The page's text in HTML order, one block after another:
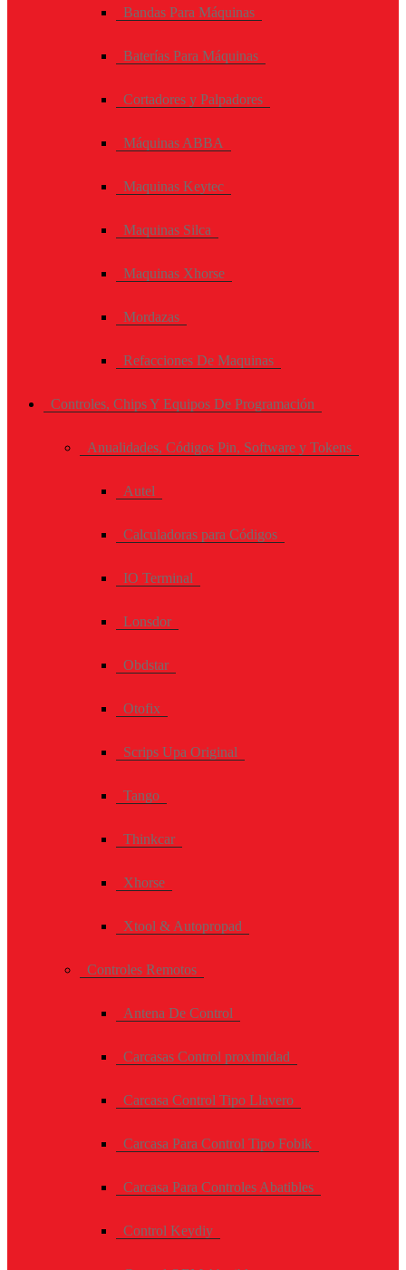
Bandas Para Máquinas
Baterías Para Máquinas
Cortadores y Palpadores
Máquinas ABBA
Maquinas Keytec
Maquinas Silca
Maquinas Xhorse
Mordazas
Refacciones De Maquinas
Controles, Chips Y Equipos De Programación
Anualidades, Códigos Pin, Software y Tokens
Autel
Calculadoras para Códigos
IO Terminal
Lonsdor
Obdstar
Otofix
Scrips Upa Original
Tango
Thinkcar
Xhorse
Xtool & Autopropad
Controles Remotos
Antena De Control
Carcasas Control proximidad
Carcasa Control Tipo Llavero
Carcasa Para Control Tipo Fobik
Carcasa Para Controles Abatibles
Control Keydiy